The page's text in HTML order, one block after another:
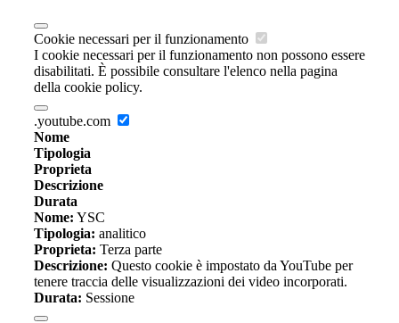
Cookie necessari per il funzionamento
I cookie necessari per il funzionamento non possono essere
disabilitati. È possibile consultare l'elenco nella pagina
della cookie policy.
.youtube.com
Nome
Tipologia
Proprieta
Descrizione
Durata
Nome: YSC
Tipologia: analitico
Proprieta: Terza parte
Descrizione: Questo cookie è impostato da YouTube per
tenere traccia delle visualizzazioni dei video incorporati.
Durata: Sessione